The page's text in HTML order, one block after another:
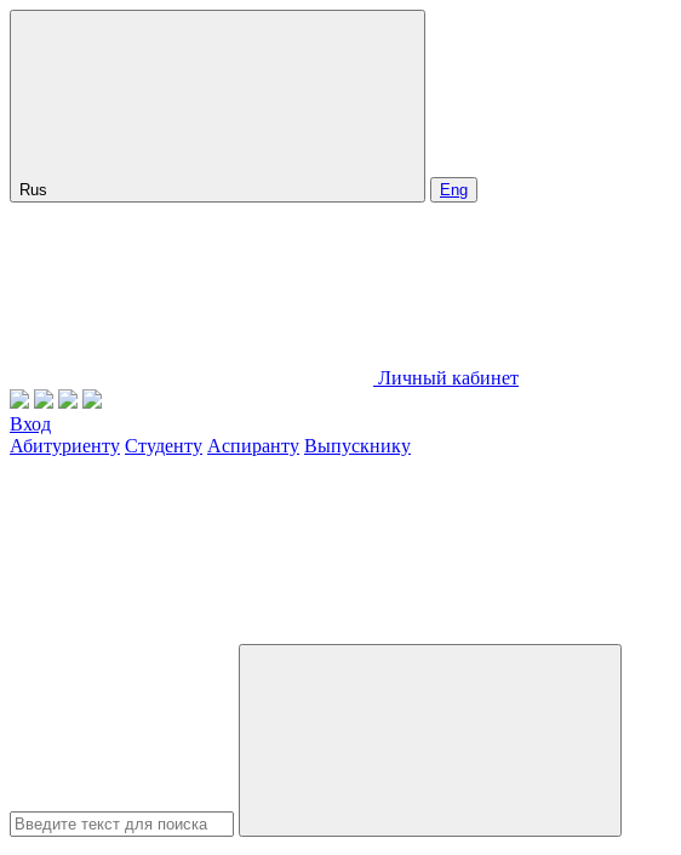
Rus Eng
Личный кабинет
Вход
Абитуриенту Студенту Аспиранту Выпускнику